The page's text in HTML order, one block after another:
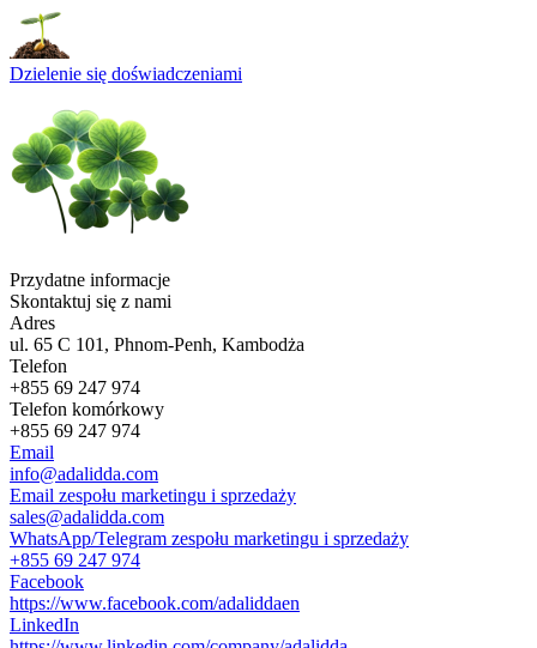
Dzielenie się doświadczeniami
Przydatne informacje
Skontaktuj się z nami
Adres
ul. 65 C 101, Phnom-Penh, Kambodża
Telefon
+855 69 247 974
Telefon komórkowy
+855 69 247 974
Email
info@adalidda.com
Email zespołu marketingu i sprzedaży
sales@adalidda.com
WhatsApp/Telegram zespołu marketingu i sprzedaży
+855 69 247 974
Facebook
https://www.facebook.com/adaliddaen
LinkedIn